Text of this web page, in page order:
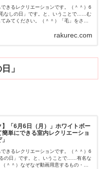
きるレクリエーションです。（＾＾）6
なしの日」です。と、いうことで……む
みてください。（＾＾）「毛」をさが
（＾＾）明日の予定明日...rakurec.com
」
】「6月6日（月）」ホワイトボー
簡単にできる室内レクリエーショ
きるレクリエーションです。（＾＾）6
の日」です。と、いうことで……有名な
＾＾）なぞなぞ動画用意するもの・と